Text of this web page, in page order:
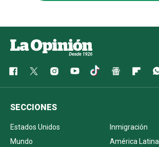
SECCIONES
Estados Unidos
Inmigración
Mundo
América Latina